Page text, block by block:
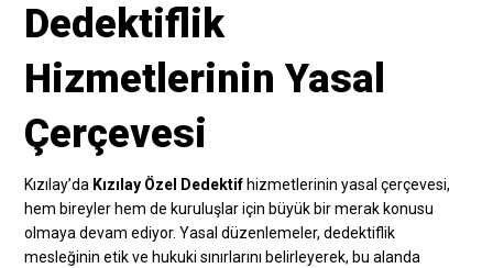
Dedektiflik
Hizmetlerinin Yasal
Çerçevesi
Kızılay’da Kızılay Özel Dedektif hizmetlerinin yasal çerçevesi,
hem bireyler hem de kuruluşlar için büyük bir merak konusu
olmaya devam ediyor. Yasal düzenlemeler, dedektiflik
mesleğinin etik ve hukuki sınırlarını belirleyerek, bu alanda